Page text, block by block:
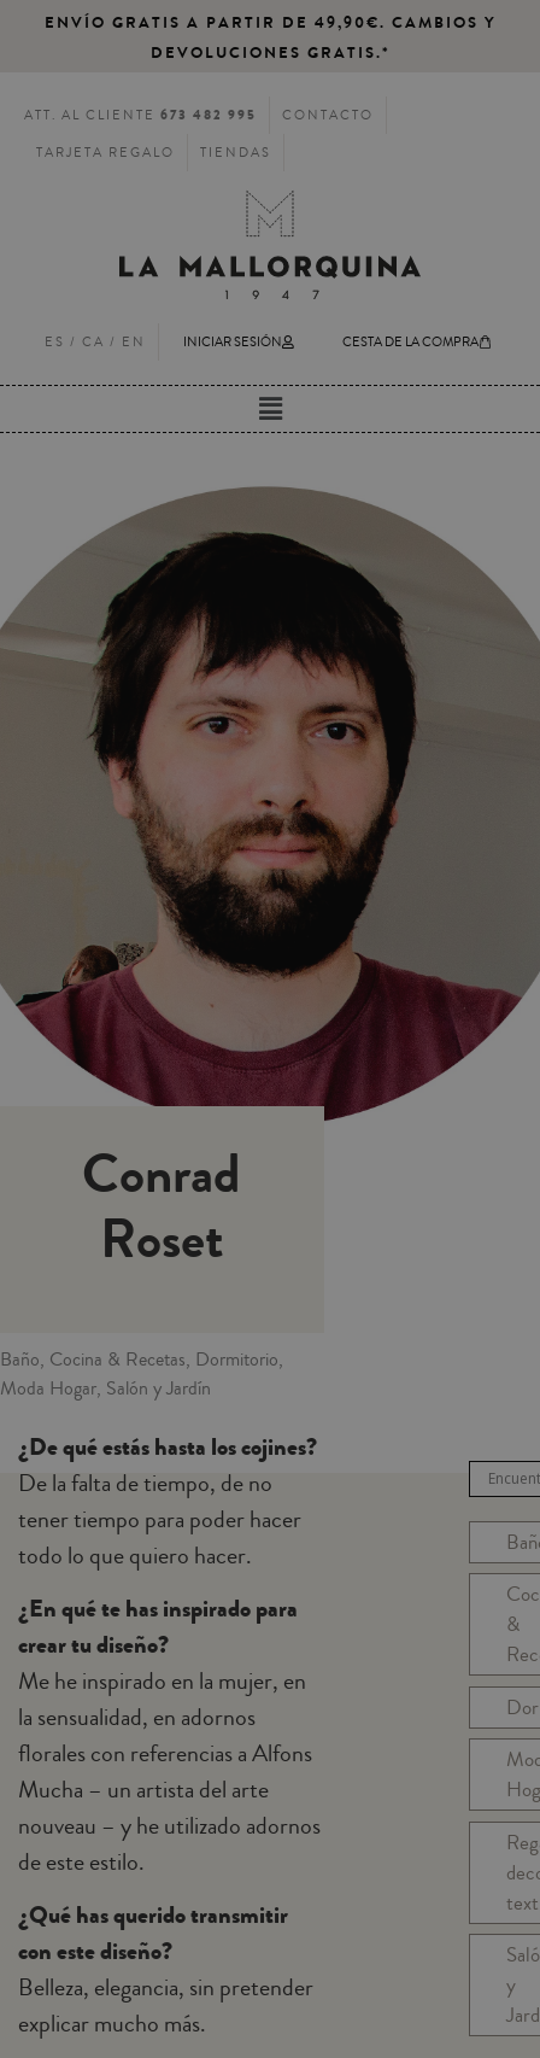
ENVÍO GRATIS A PARTIR DE 49,90€. CAMBIOS Y
DEVOLUCIONES GRATIS.*
ATT. AL CLIENTE 673 482 995 CONTACTO
TARJETA REGALO TIENDAS
ES / CA / EN INICIAR SESIÓN CESTA DE LA COMPRA
Conrad
Roset
Baño, Cocina & Recetas, Dormitorio,
Moda Hogar, Salón y Jardín
¿De qué estás hasta los cojines?
De la falta de tiempo, de no
tener tiempo para poder hacer
todo lo que quiero hacer.
¿En qué te has inspirado para
crear tu diseño?
Me he inspirado en la mujer, en
la sensualidad, en adornos
florales con referencias a Alfons
Mucha – un artista del arte
nouveau – y he utilizado adornos
de este estilo.
¿Qué has querido transmitir
con este diseño?
Belleza, elegancia, sin pretender
explicar mucho más.
&
y